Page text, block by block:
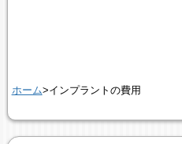
ホーム>インプラントの費用